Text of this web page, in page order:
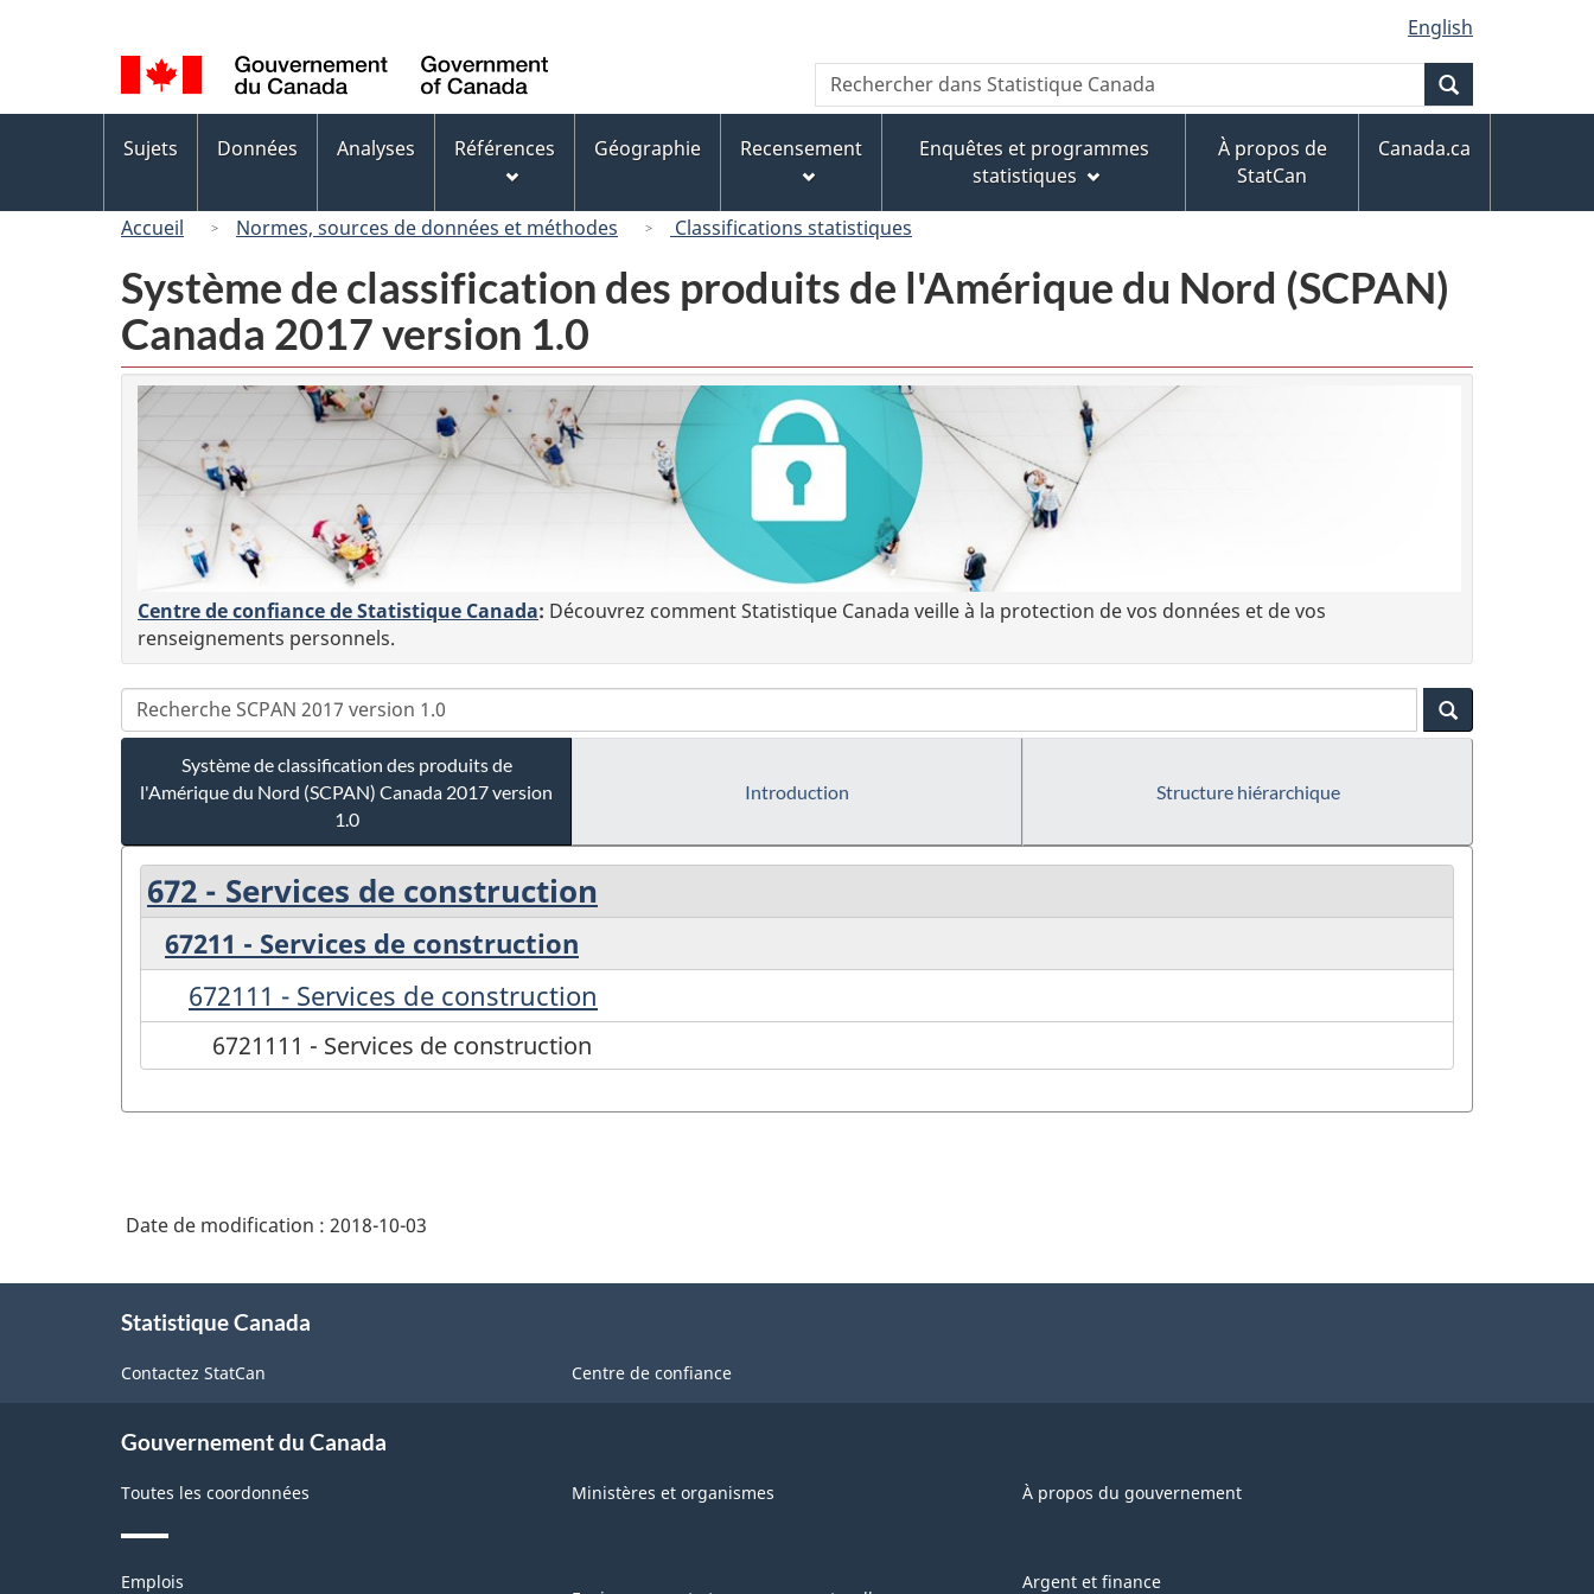
au
contenu
principal
« À
propos
de
ce
version
HTML
simplifiée
de
la
langue
English
Canada
Recherche
Rechercher
dans
Canada
des
Sujets Données Analyses Références Géographie Recensement
Enquêtes et programmes
statistiques
À propos de
StatCan
Canada.ca
Accueil Normes, sources de données et méthodes Classifications statistiques
Système de classification des produits de l'Amérique du Nord (SCPAN)
Canada 2017 version 1.0
Centre de confiance de Statistique Canada: Découvrez comment Statistique Canada veille à la protection de vos données et de vos
renseignements personnels.
Système de classification des produits de
l'Amérique du Nord (SCPAN) Canada 2017 version
1.0
Introduction Structure hiérarchique
672 - Services de construction
67211 - Services de construction
672111 - Services de construction
6721111 - Services de construction
Date de modification : 2018-10-03
Statistique Canada
Contactez StatCan Centre de confiance
Gouvernement du Canada
Toutes les coordonnées Ministères et organismes À propos du gouvernement
Thèmes
Emplois Argent et finance